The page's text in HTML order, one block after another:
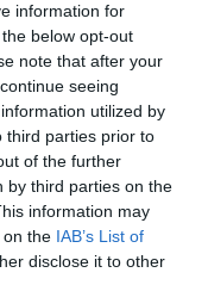
information for
below opt-out
note that after your
seeing
utilized by
third parties prior to
of the further
by third parties on the
information may
on the IAB’s List of
disclose it to other
egyik
arra hívja fel a
körülmények
a DEET
vért
a
DEET-et
után az
is táplálkozni